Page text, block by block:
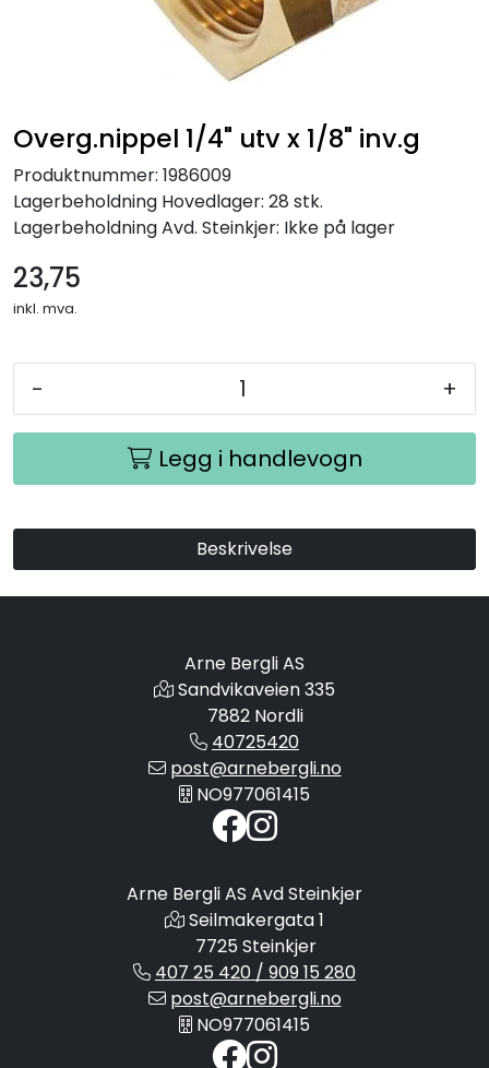
Overg.nippel 1/4" utv x 1/8" inv.g
Produktnummer: 1986009
Lagerbeholdning Hovedlager: 28 stk.
LagerbeholdningAvd. Steinkjer: Ikke på lager
23,75
inkl. mva.
- +
Legg i handlevogn
Beskrivelse
Arne Bergli AS
Sandvikaveien 335
7882 Nordli
40725420
post@arnebergli.no
NO977061415
Arne Bergli AS Avd Steinkjer
Seilmakergata 1
7725 Steinkjer
407 25 420 / 909 15 280
post@arnebergli.no
NO977061415